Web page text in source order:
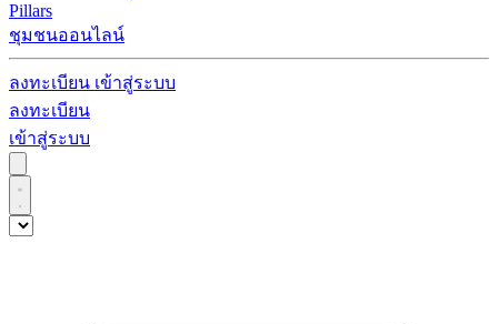
Pillars
ชุมชนออนไลน์
ลงทะเบียน เข้าสู่ระบบ
ลงทะเบียน
เข้าสู่ระบบ